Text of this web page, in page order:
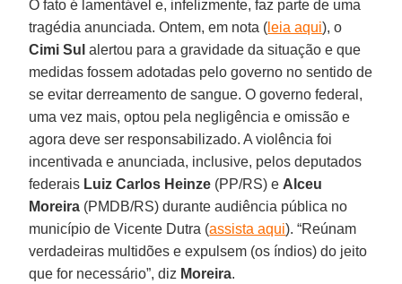
O fato é lamentável e, infelizmente, faz parte de uma
tragédia anunciada. Ontem, em nota ( leia aqui), o
Cimi Sul alertou para a gravidade da situação e que
medidas fossem adotadas pelo governo no sentido de
se evitar derreamento de sangue. O governo federal,
uma vez mais, optou pela negligência e omissão e
agora deve ser responsabilizado. A violência foi
incentivada e anunciada, inclusive, pelos deputados
federais Luiz Carlos Heinze (PP/RS) e Alceu
Moreira (PMDB/RS) durante audiência pública no
município de Vicente Dutra (assista aqui). “Reúnam
verdadeiras multidões e expulsem (os índios) do jeito
que for necessário”, diz Moreira.